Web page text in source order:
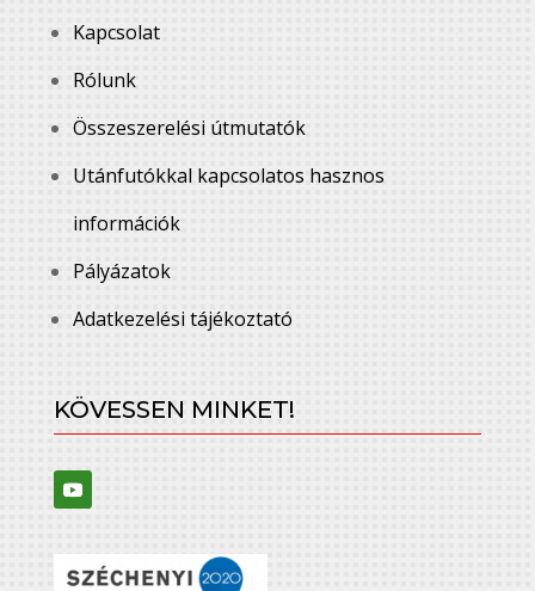
Kapcsolat
Rólunk
Összeszerelési útmutatók
Utánfutókkal kapcsolatos hasznos
információk
Pályázatok
Adatkezelési tájékoztató
KÖVESSEN MINKET!